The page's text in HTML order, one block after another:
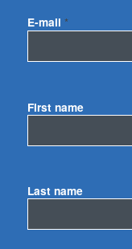
E-mail *
First name
Last name